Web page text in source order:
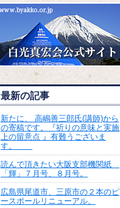
最新の記事
新たに、 高嶋善三郎氏(講師)から
の寄稿です。『祈りの意味と実施
上の留意点 』有難うございま
す。
読んで頂きたい大阪支部機関紙
「輝」７月号、８月号。
広島県尾道市、三原市の２本のピ
ースポールリニューアル。